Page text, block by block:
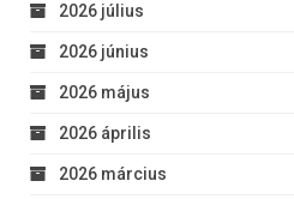
2026 július
2026 június
2026 május
2026 április
2026 március